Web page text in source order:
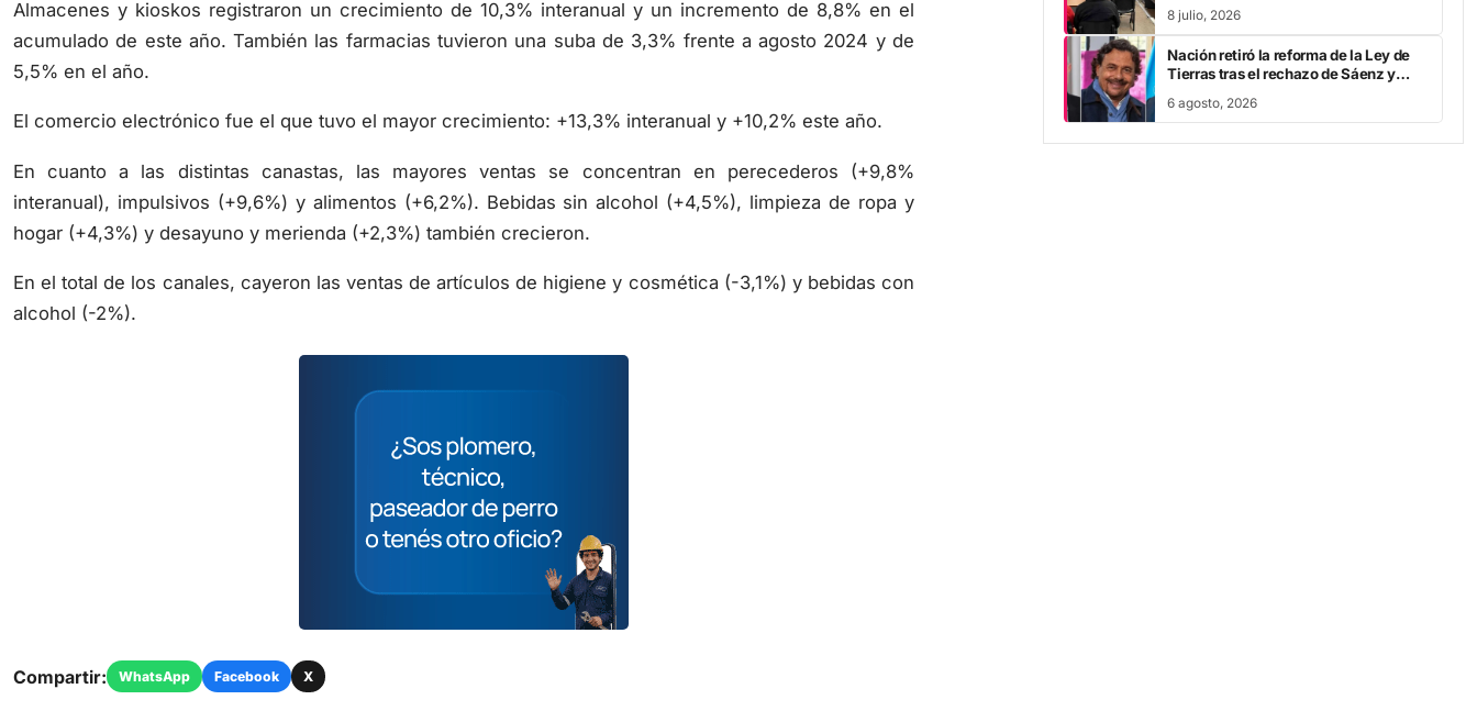
acumulado de este año. También las farmacias tuvieron una suba de 3,3% frente a agosto 2024 y de
5,5% en el año.
interanual), impulsivos (+9,6%) y alimentos (+6,2%). Bebidas sin alcohol (+4,5%), limpieza de ropa y
hogar (+4,3%) y desayuno y merienda (+2,3%) también crecieron.
alcohol (-2%).
Nación retiró la reforma de la Ley de
Tierras tras el rechazo de Sáenz y
otros gobernadores
6 agosto, 2026